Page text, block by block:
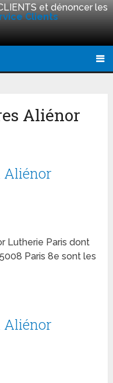
et dénoncer les
Clients
Aliénor
Aliénor
Lutherie Paris dont
Paris 8e sont les
Aliénor